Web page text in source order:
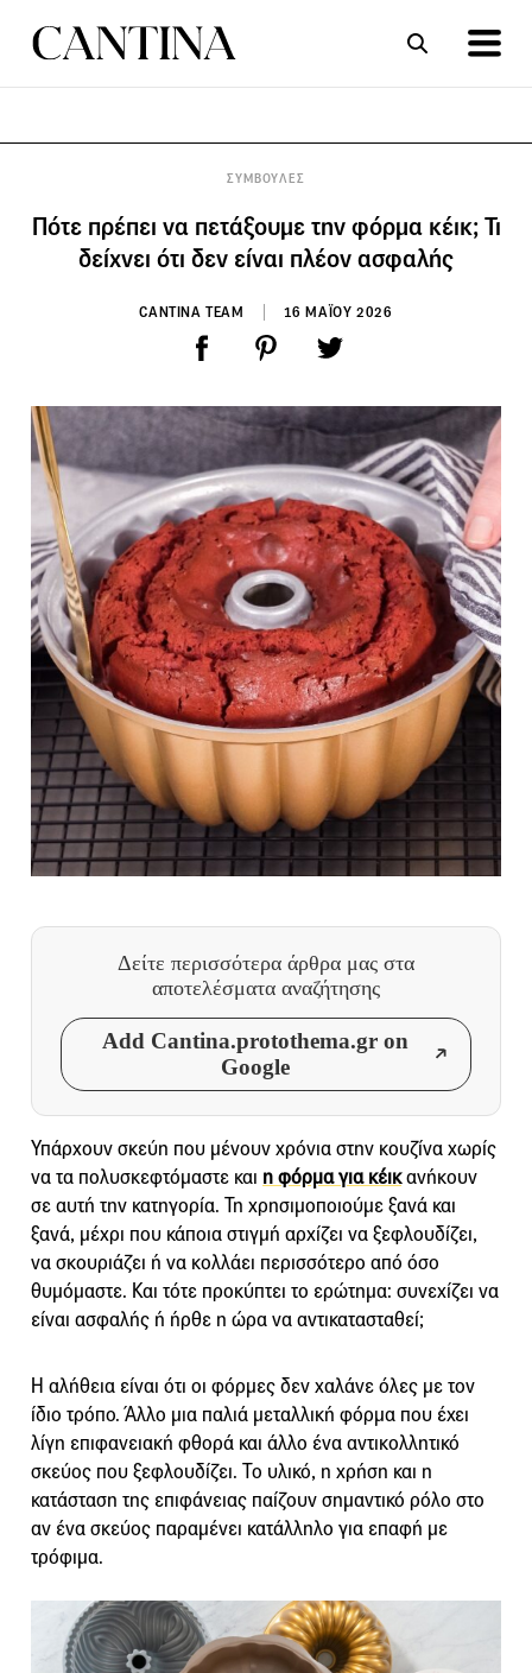
ΣΥΜΒΟΥΛΕΣ
Πότε πρέπει να πετάξουμε την φόρμα κέικ; Τι
δείχνει ότι δεν είναι πλέον ασφαλής
CANTINA TEAM 16 ΜΑΪΟΥ 2026
Δείτε περισσότερα άρθρα μας στα
αποτελέσματα αναζήτησης
Add Cantina.protothema.gr on
Google
Υπάρχουν σκεύη που μένουν χρόνια στην κουζίνα χωρίς
να τα πολυσκεφτόμαστε και η φόρμα για κέικανήκουν
σε αυτή την κατηγορία. Τη χρησιμοποιούμε ξανά και
ξανά, μέχρι που κάποια στιγμή αρχίζει να ξεφλουδίζει,
να σκουριάζει ή να κολλάει περισσότερο από όσο
θυμόμαστε. Και τότε προκύπτει το ερώτημα: συνεχίζει να
είναι ασφαλής ή ήρθε η ώρα να αντικατασταθεί;
Η αλήθεια είναι ότι οι φόρμες δεν χαλάνε όλες με τον
ίδιο τρόπο. Άλλο μια παλιά μεταλλική φόρμα που έχει
λίγη επιφανειακή φθορά και άλλο ένα αντικολλητικό
σκεύος που ξεφλουδίζει. Το υλικό, η χρήση και η
κατάσταση της επιφάνειας παίζουν σημαντικό ρόλο στο
αν ένα σκεύος παραμένει κατάλληλο για επαφή με
τρόφιμα.